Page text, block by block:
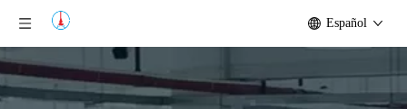
Español